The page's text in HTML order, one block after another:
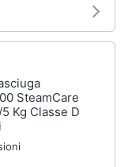
SteamCare
Kg Classe D